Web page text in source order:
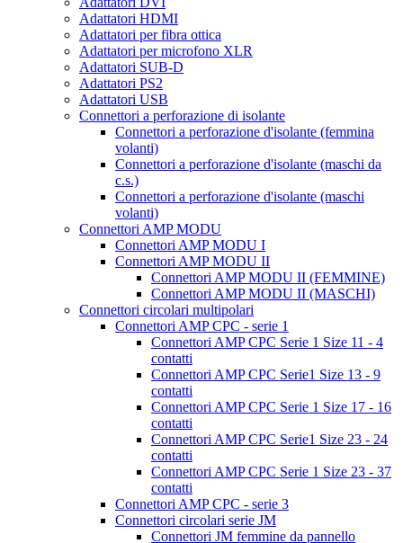
Adattatori HDMI
Adattatori per fibra ottica
Adattatori per microfono XLR
Adattatori SUB-D
Adattatori PS2
Adattatori USB
Connettori a perforazione di isolante
Connettori a perforazione d'isolante (femmina
volanti)
Connettori a perforazione d'isolante (maschi da
c.s.)
Connettori a perforazione d'isolante (maschi
volanti)
Connettori AMP MODU
Connettori AMP MODU I
Connettori AMP MODU II
Connettori AMP MODU II (FEMMINE)
Connettori AMP MODU II (MASCHI)
Connettori circolari multipolari
Connettori AMP CPC - serie 1
Connettori AMP CPC Serie 1 Size 11 - 4
contatti
Connettori AMP CPC Serie1 Size 13 - 9
contatti
Connettori AMP CPC Serie 1 Size 17 - 16
contatti
Connettori AMP CPC Serie1 Size 23 - 24
contatti
Connettori AMP CPC Serie 1 Size 23 - 37
contatti
Connettori AMP CPC - serie 3
Connettori circolari serie JM
Connettori JM femmine da pannello